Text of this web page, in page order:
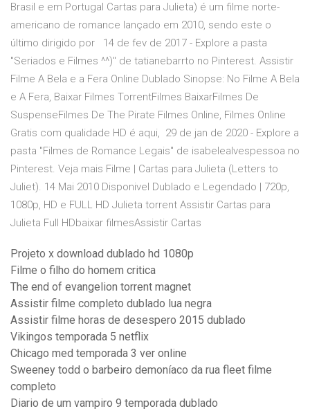
Brasil e em Portugal Cartas para Julieta) é um filme norte-
americano de romance lançado em 2010, sendo este o
último dirigido por 14 de fev de 2017 - Explore a pasta
"Seriados e Filmes ^^)" de tatianebarrto no Pinterest. Assistir
Filme A Bela e a Fera Online Dublado Sinopse: No Filme A Bela
e A Fera, Baixar Filmes TorrentFilmes BaixarFilmes De
SuspenseFilmes De The Pirate Filmes Online, Filmes Online
Gratis com qualidade HD é aqui, 29 de jan de 2020 - Explore a
pasta "Filmes de Romance Legais" de isabelealvespessoa no
Pinterest. Veja mais Filme | Cartas para Julieta (Letters to
Juliet). 14 Mai 2010 Disponivel Dublado e Legendado | 720p,
1080p, HD e FULL HD Julieta torrent Assistir Cartas para
Julieta Full HDbaixar filmesAssistir Cartas
Projeto x download dublado hd 1080p
Filme o filho do homem critica
The end of evangelion torrent magnet
Assistir filme completo dublado lua negra
Assistir filme horas de desespero 2015 dublado
Vikingos temporada 5 netflix
Chicago med temporada 3 ver online
Sweeney todd o barbeiro demoníaco da rua fleet filme
completo
Diario de um vampiro 9 temporada dublado